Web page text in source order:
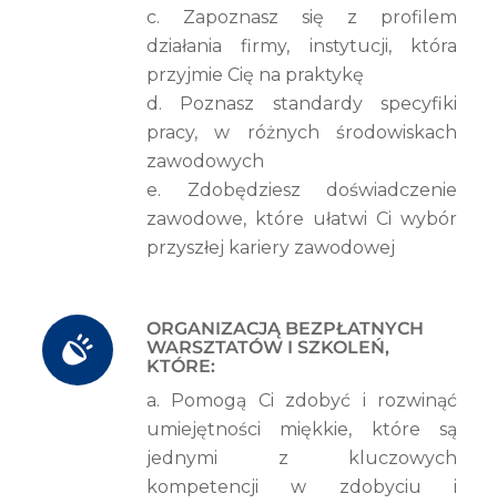
c. Zapoznasz się z profilem
działania firmy, instytucji, która
przyjmie Cię na praktykę
d. Poznasz standardy specyfiki
pracy, w różnych środowiskach
zawodowych
e. Zdobędziesz doświadczenie
zawodowe, które ułatwi Ci wybór
przyszłej kariery zawodowej
ORGANIZACJĄ BEZPŁATNYCH
WARSZTATÓW I SZKOLEŃ,
KTÓRE:
a. Pomogą Ci zdobyć i rozwinąć
umiejętności miękkie, które są
jednymi z kluczowych
kompetencji w zdobyciu i